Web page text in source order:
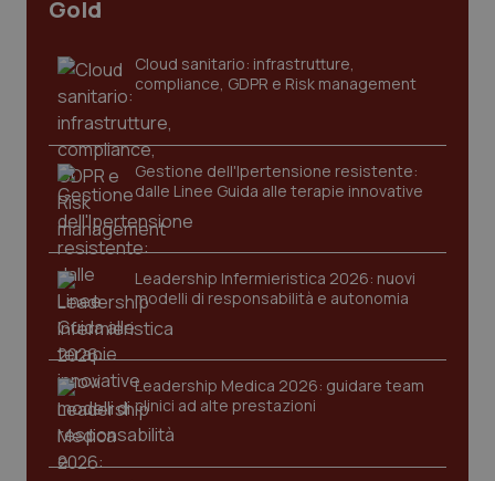
Gold
Cloud sanitario: infrastrutture,
compliance, GDPR e Risk management
Gestione dell'Ipertensione resistente:
dalle Linee Guida alle terapie innovative
Leadership Infermieristica 2026: nuovi
modelli di responsabilità e autonomia
Leadership Medica 2026: guidare team
clinici ad alte prestazioni